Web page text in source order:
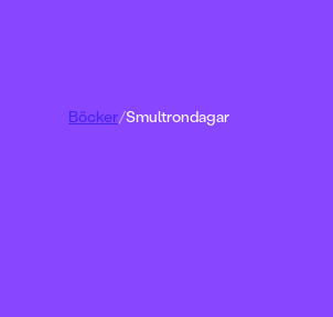
Böcker/Smultrondagar